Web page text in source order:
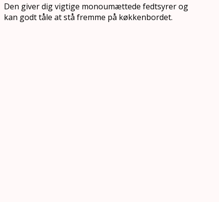
Den giver dig vigtige monoumættede fedtsyrer og
kan godt tåle at stå fremme på køkkenbordet.